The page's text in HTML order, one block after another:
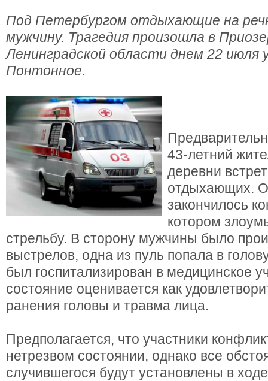
Под Петербургом отдыхающие на
мужчину. Трагедия произошла в
Ленинградской области днем 22 июля
Понтонное.
43-летний
деревни
отдыхающих.
закончилось
котором
стрельбу. В сторону мужчины было
выстрелов, одна из пуль попала в
был госпитализирован в медицинское
состояние оценивается как
ранения головы и травма лица.
Предполагается, что участники
нетрезвом состоянии, однако все
случившегося будут установлены в